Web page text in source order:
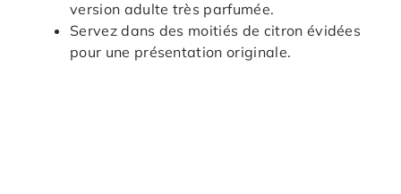
version adulte très parfumée.
Servez dans des moitiés de citron évidées
pour une présentation originale.